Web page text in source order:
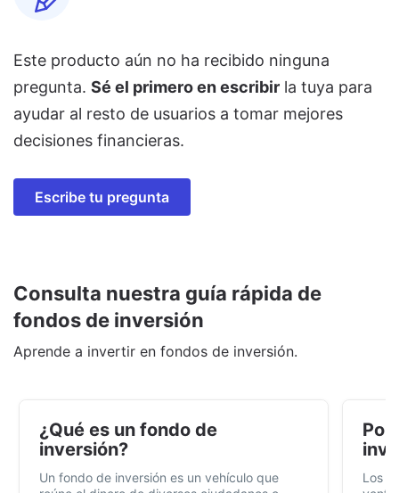
Este producto aún no ha recibido ninguna
pregunta. Sé el primero en escribir la tuya para
ayudar al resto de usuarios a tomar mejores
decisiones financieras.
Escribe tu pregunta
Consulta nuestra guía rápida de
fondos de inversión
Aprende a invertir en fondos de inversión.
¿Qué es un fondo de
inversión?
Un fondo de inversión es un vehículo que
Por
Los